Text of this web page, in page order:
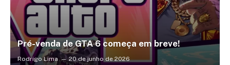
Pré-venda de GTA 6 começa em breve!
Rodrigo Lima 20 de junho de 2026